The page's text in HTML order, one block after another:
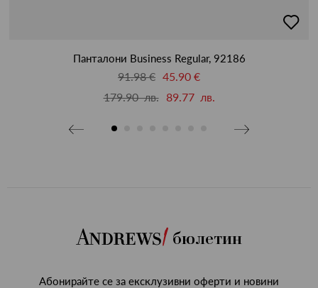
в
Панталони Business Regular, 92186
91.98 € 45.90 €
179.90 лв.
89.77 лв.
бюлетин
Абонирайте се за ексклузивни оферти и новини